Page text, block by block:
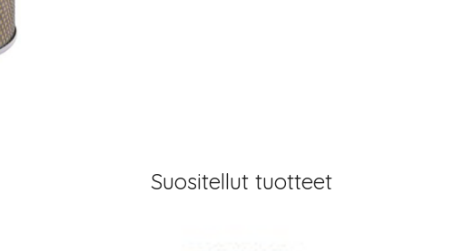
Suositellut tuotteet